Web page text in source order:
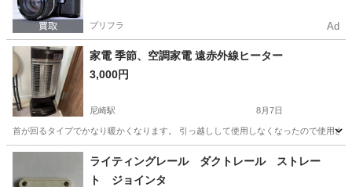
プリフラ Ad
家電 季節、空調家電 遠赤外線ヒーター
3,000円
尼崎駅 8月7日
首が回るタイプでかなり暖かくなります。 引っ越しして使用しなくなったので使用さ
兵庫 尼崎市 尼崎駅 季節、空調家電 空調
ライティングレール ダクトレール ストレー
ト ジョインタ